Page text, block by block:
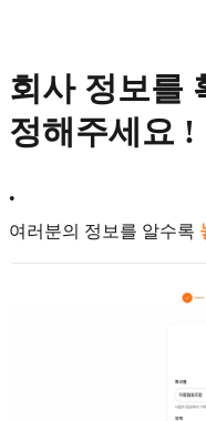
회사 정보를
정해주세요 !
•
여러분의 정보를 알수록